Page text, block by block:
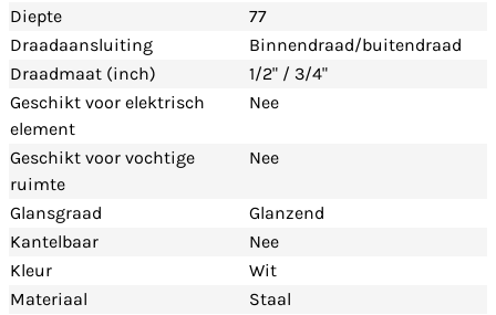
Diepte
77
Draadaansluiting
Binnendraad/buitendraad
Draadmaat (inch)
1/2" / 3/4"
Geschikt voor elektrisch
element
Nee
Geschikt voor vochtige
ruimte
Nee
Glansgraad
Glanzend
Kantelbaar
Nee
Kleur
Wit
Materiaal
Staal